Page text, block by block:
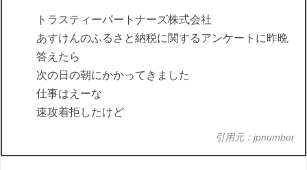
トラスティーパートナーズ株式会社
あすけんのふるさと納税に関するアンケートに昨晩
答えたら
次の日の朝にかかってきました
仕事はえーな
速攻着拒したけど
引用元：jpnumber